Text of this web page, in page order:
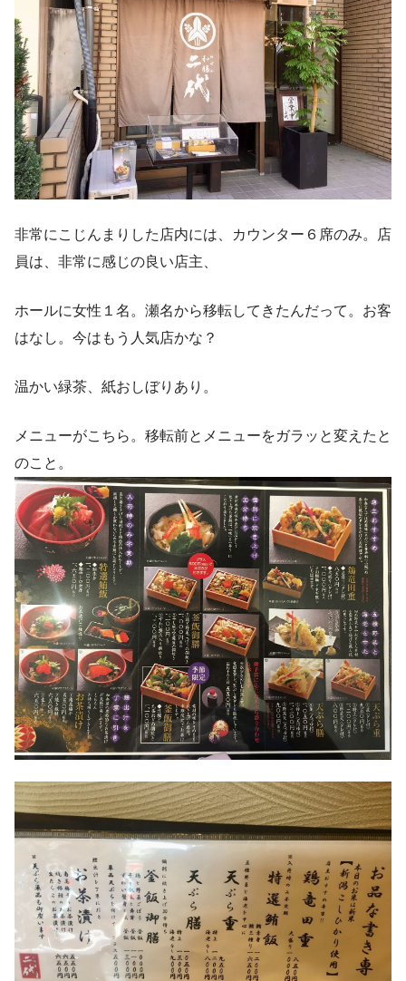
非常にこじんまりした店内には、カウンター６席のみ。店
員は、非常に感じの良い店主、
ホールに女性１名。瀬名から移転してきたんだって。お客
はなし。今はもう人気店かな？
温かい緑茶、紙おしぼりあり。
メニューがこちら。移転前とメニューをガラッと変えたと
のこと。